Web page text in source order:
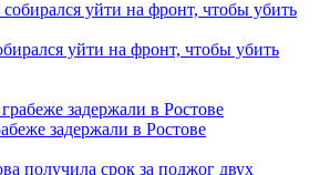
уйти на фронт, чтобы убить
задержали в Ростове